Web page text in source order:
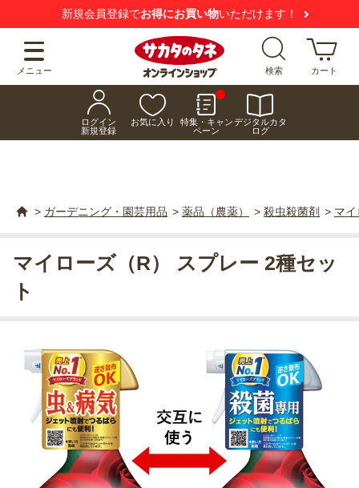
新規会員登録でお得にお買い物いただけます！
メニュー 検索 カート
ログイン
新規登録
お気に入り
特集・キャン
ペーン
デジタルカタ
ログ
> ガーデニング・園芸用品 > 薬品（農薬） > 殺虫殺菌剤 > マ
マイローズ（R） スプレー 2種セッ
ト